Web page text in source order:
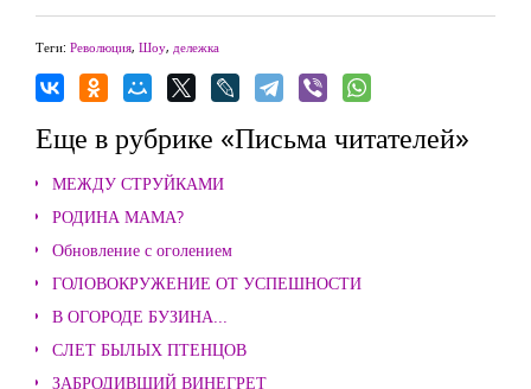
Теги: Революция, Шоу, дележка
Еще в рубрике «Письма читателей»
МЕЖДУ СТРУЙКАМИ
РОДИНА МАМА?
Обновление с оголением
ГОЛОВОКРУЖЕНИЕ ОТ УСПЕШНОСТИ
В ОГОРОДЕ БУЗИНА...
СЛЕТ БЫЛЫХ ПТЕНЦОВ
ЗАБРОДИВШИЙ ВИНЕГРЕТ